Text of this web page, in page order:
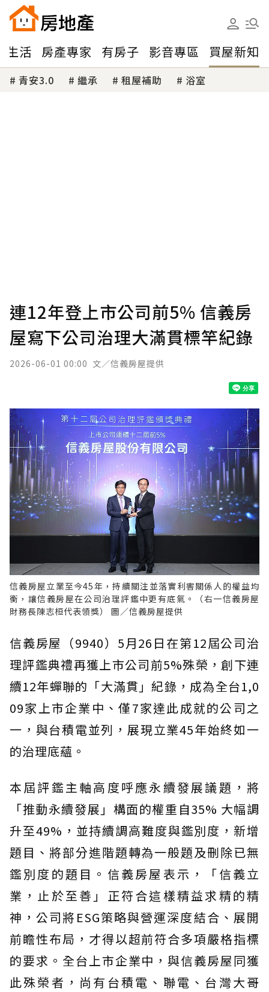
生活 房產專家 有房子 影音專區 買屋新知
青安3.0 繼承 租屋補助 浴室
連12年登上市公司前5% 信義房
屋寫下公司治理大滿貫標竿紀錄
2026-06-01 00:00 文／信義房屋提供
信義房屋立業至今45年，持續關注並落實利害關係人的權益均
衡，讓信義房屋在公司治理評鑑中更有底氣。（右一信義房屋
財務長陳志桓代表領獎） 圖／信義房屋提供
信義房屋（9940）5月26日在第12屆公司治
理評鑑典禮再獲上市公司前5%殊榮，創下連
續12年蟬聯的「大滿貫」紀錄，成為全台1,0
09家上市企業中、僅7家達此成就的公司之
一，與台積電並列，展現立業45年始終如一
的治理底蘊。
本屆評鑑主軸高度呼應永續發展議題，將
「推動永續發展」構面的權重自35% 大幅調
升至49%，並持續調高難度與鑑別度，新增
題目、將部分進階題轉為一般題及刪除已無
鑑別度的題目。信義房屋表示，「信義立
業，止於至善」正符合這樣精益求精的精
神，公司將ESG策略與營運深度結合、展開
前瞻性布局，才得以超前符合多項嚴格指標
的要求。全台上市企業中，與信義房屋同獲
此殊榮者，尚有台積電、聯電、台灣大哥